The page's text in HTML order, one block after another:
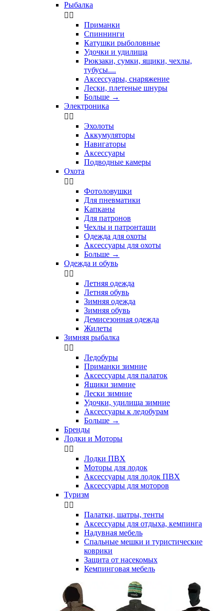
Рыбалка
 
Приманки
Спиннинги
Катушки рыболовные
Удочки и удилища
Рюкзаки, сумки, ящики, чехлы,
тубусы....
Аксессуары, снаряжение
Лески, плетеные шнуры
Больше →
Электроника
 
Эхолоты
Аккумуляторы
Навигаторы
Аксессуары
Подводные камеры
Охота
 
Фотоловушки
Для пневматики
Капканы
Для патронов
Чехлы и патронташи
Одежда для охоты
Аксессуары для охоты
Больше →
Одежда и обувь
 
Летняя одежда
Летняя обувь
Зимняя одежда
Зимняя обувь
Демисезонная одежда
Жилеты
Зимняя рыбалка
 
Ледобуры
Приманки зимние
Аксессуары для палаток
Ящики зимние
Лески зимние
Удочки, удилища зимние
Аксессуары к ледобурам
Больше →
Бренды
Лодки и Моторы
 
Лодки ПВХ
Моторы для лодок
Аксессуары для лодок ПВХ
Аксессуары для моторов
Туризм
 
Палатки, шатры, тенты
Аксессуары для отдыха, кемпинга
Надувная мебель
Спальные мешки и туристические
коврики
Защита от насекомых
Кемпинговая мебель